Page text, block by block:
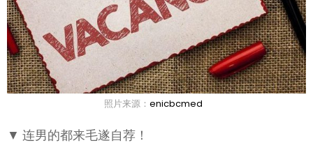
照片来源： enicbcmed
▼ 连男的都来毛遂自荐！